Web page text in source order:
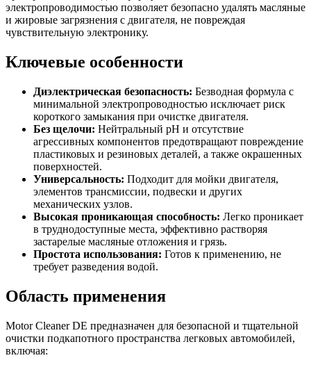
электропроводимостью позволяет безопасно удалять масляные
и жировые загрязнения с двигателя, не повреждая
чувствительную электронику.
Ключевые особенности
Диэлектрическая безопасность: Безводная формула с
минимальной электропроводностью исключает риск
короткого замыкания при очистке двигателя.
Без щелочи: Нейтральный pH и отсутствие
агрессивных компонентов предотвращают повреждение
пластиковых и резиновых деталей, а также окрашенных
поверхностей.
Универсальность: Подходит для мойки двигателя,
элементов трансмиссии, подвески и других
механических узлов.
Высокая проникающая способность: Легко проникает
в труднодоступные места, эффективно растворяя
застарелые масляные отложения и грязь.
Простота использования: Готов к применению, не
требует разведения водой.
Область применения
Motor Cleaner DE предназначен для безопасной и тщательной
очистки подкапотного пространства легковых автомобилей,
включая: